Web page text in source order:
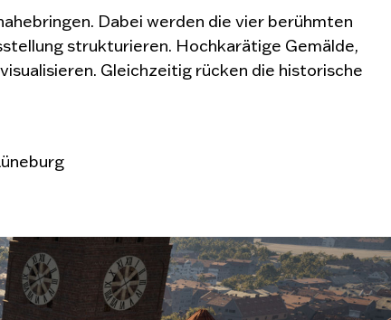
Dabei werden die vier berühmten
strukturieren. Hochkarätige Gemälde,
Gleichzeitig rücken die historische